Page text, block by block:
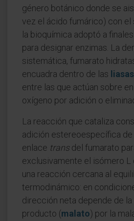
género botánico donde se
vez el ácido fumárico) con el
la bioquímica adoptó a
para designar enzimas. La
sistemática, fumarato
encuadra dentro de las liasas
entre las que actúan sobre
oxígeno por adición o
La reacción que cataliza
adición estereoespecífica de
enlace transdel fumarato
exclusivamente el isómero L
una reacción cercana al
termodinámico: en
dirección neta depende de la
producto (malato) por la